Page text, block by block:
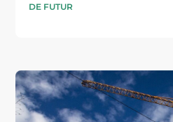
DE FUTUR